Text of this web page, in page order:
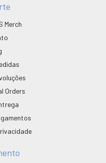
Merch
Orders